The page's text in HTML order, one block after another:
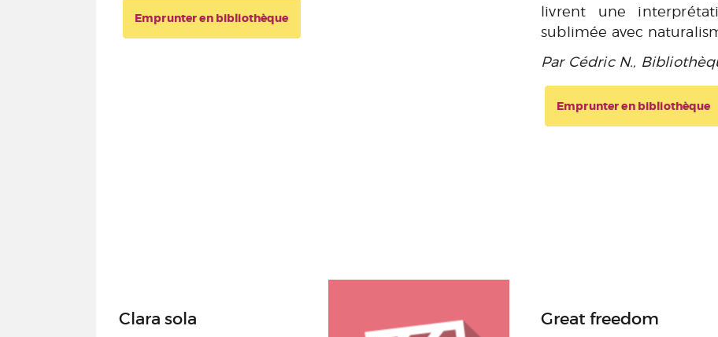
Emprunter en bibliothèque
livrent une
sublimée avec
Par Cédric N.,
Emprunter en bibliothèque
Clara sola Great freedom